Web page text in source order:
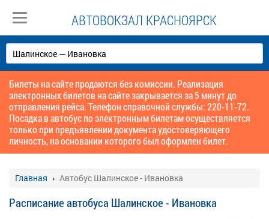
АВТОВОКЗАЛ КРАСНОЯРСК
Билеты на сайте продаются без комиссии. Реализация
электронных билетов на сайте закрывается за 5 минут до
отправления рейса. Телефон справочной службы: 220-11-72.
Посадка в автобус по электронным билетам осуществляется
только при предъявлении документа удостоверяющего
личность, на основании которого был оформлен билет.
Главная Автобус Шалинское - Ивановка
Расписание автобуса Шалинское - Ивановка